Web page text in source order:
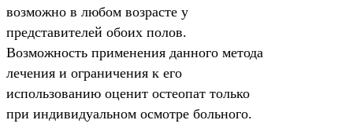
возможно в любом возрасте у
представителей обоих полов.
Возможность применения данного метода
лечения и ограничения к его
использованию оценит остеопат только
при индивидуальном осмотре больного.